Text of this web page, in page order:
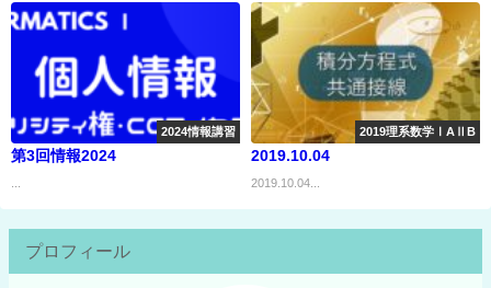
2024情報講習
第3回情報2024
2019理系数学ⅠAⅡB
2019.10.04
2019.10.04...
プロフィール